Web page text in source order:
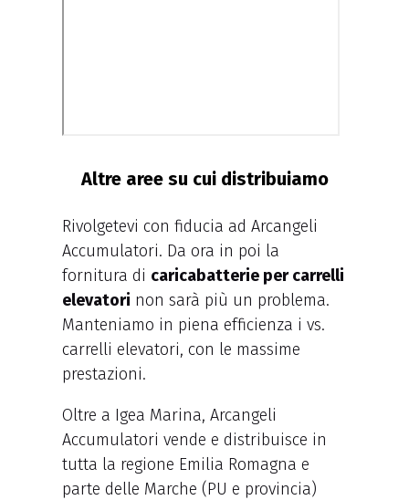
Altre aree su cui distribuiamo
Rivolgetevi con fiducia ad Arcangeli
Accumulatori. Da ora in poi la
fornitura di caricabatterie per carrelli
elevatori non sarà più un problema.
Manteniamo in piena efficienza i vs.
carrelli elevatori, con le massime
prestazioni.
Oltre a Igea Marina, Arcangeli
Accumulatori vende e distribuisce in
tutta la regione Emilia Romagna e
parte delle Marche (PU e provincia)